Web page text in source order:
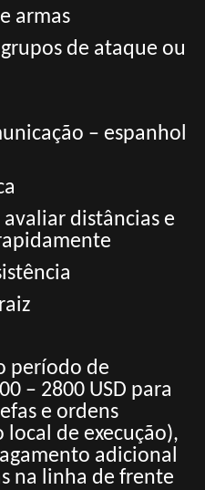
armas
de ataque ou
– espanhol
distâncias e
período de
– 2800 USD para
e ordens
de execução),
adicional
na linha de frente